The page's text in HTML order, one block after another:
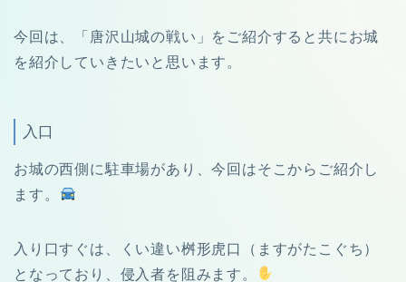
今回は、「唐沢山城の戦い」をご紹介すると共にお城
を紹介していきたいと思います。
入口
お城の西側に駐車場があり、今回はそこからご紹介し
ます。
入り口すぐは、くい違い桝形虎口（ますがたこぐち）
となっており、侵入者を阻みます。